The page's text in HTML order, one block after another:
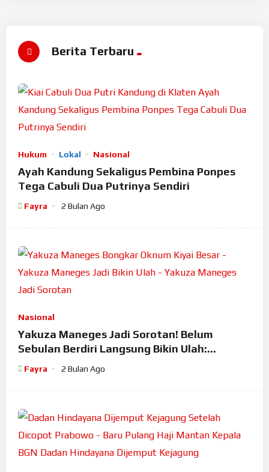
Berita Terbaru
Hukum Lokal Nasional
Ayah Kandung Sekaligus Pembina Ponpes
Tega Cabuli Dua Putrinya Sendiri
Fayra 2 Bulan Ago
Nasional
Yakuza Maneges Jadi Sorotan! Belum
Sebulan Berdiri Langsung Bikin Ulah:
Bongkar Oknum Kiyai Besar
Fayra 2 Bulan Ago